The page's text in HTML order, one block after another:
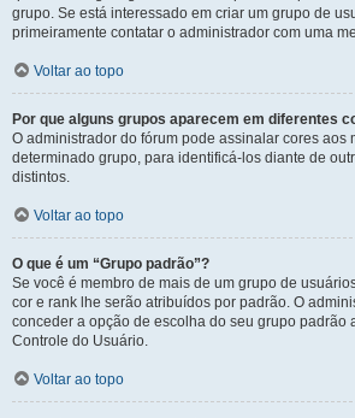
grupo. Se está interessado em criar um grupo de
primeiramente contatar o administrador com uma
Voltar ao topo
Por que alguns grupos aparecem em diferentes
O administrador do fórum pode assinalar cores aos
determinado grupo, para identificá-los diante de
distintos.
Voltar ao topo
O que é um “Grupo padrão”?
Se você é membro de mais de um grupo de
cor e rank lhe serão atribuídos por padrão. O
conceder a opção de escolha do seu grupo padrão
Controle do Usuário.
Voltar ao topo